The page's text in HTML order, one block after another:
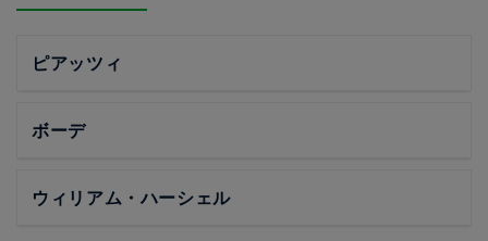
ピアッツィ
ボーデ
ウィリアム・ハーシェル